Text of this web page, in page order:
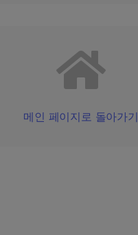
메인 페이지로 돌아가기